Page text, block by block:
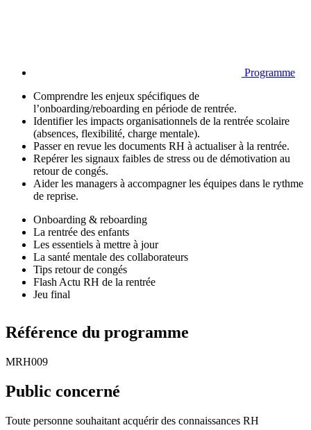
Programme
Comprendre les enjeux spécifiques de
l’onboarding/reboarding en période de rentrée.
Identifier les impacts organisationnels de la rentrée scolaire
(absences, flexibilité, charge mentale).
Passer en revue les documents RH à actualiser à la rentrée.
Repérer les signaux faibles de stress ou de démotivation au
retour de congés.
Aider les managers à accompagner les équipes dans le rythme
de reprise.
Onboarding & reboarding
La rentrée des enfants
Les essentiels à mettre à jour
La santé mentale des collaborateurs
Tips retour de congés
Flash Actu RH de la rentrée
Jeu final
Référence du programme
MRH009
Public concerné
Toute personne souhaitant acquérir des connaissances RH